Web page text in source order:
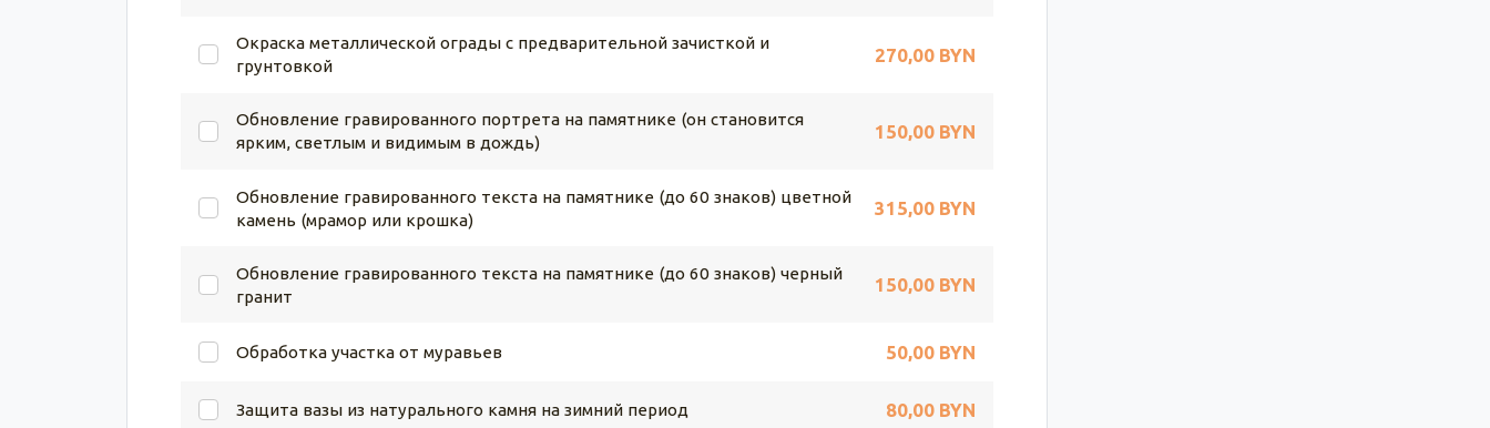
Окраска металлической ограды с предварительной зачисткой и
грунтовкой
270,00 BYN
Обновление гравированного портрета на памятнике (он становится
ярким, светлым и видимым в дождь)
150,00 BYN
Обновление гравированного текста на памятнике (до 60 знаков) цветной
камень (мрамор или крошка)
315,00 BYN
Обновление гравированного текста на памятнике (до 60 знаков) черный
гранит
150,00 BYN
Обработка участка от муравьев 50,00 BYN
Защита вазы из натурального камня на зимний период 80,00 BYN